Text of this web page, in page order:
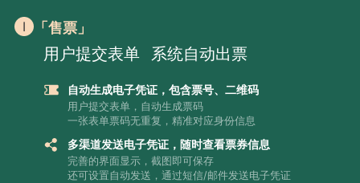
「售票」
用户提交表单 系统自动出票
自动生成电子凭证，包含票号、二维码
用户提交表单，自动生成票码
一张表单票码无重复，精准对应身份信息
多渠道发送电子凭证，随时查看票券信息
完善的界面显示，截图即可保存
还可设置自动发送，通过短信/邮件发送电子凭证